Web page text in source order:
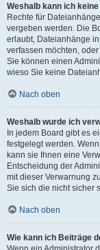
Weshalb kann ich
Rechte für
vergeben werden. Die
erlaubt, Dateianhänge
verfassen möchten,
Sie können einen
wieso Sie keine
Nach oben
Weshalb wurde ich
In jedem Board gibt es
festgelegt werden.
kann sie Ihnen eine
Entscheidung der
mit dieser Verwarnung
Sie sich die nicht sicher
Nach oben
Wie kann ich Beiträge